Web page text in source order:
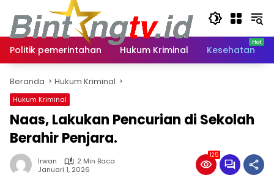
konten
Politik pemerintahan
Hukum Kriminal Kesehatan
Beranda Hukum Kriminal
Hukum Kriminal
Naas, Lakukan Pencurian di Sekolah
Berahir Penjara.
Irwan
2 Min Baca
Januari 1, 2026
125